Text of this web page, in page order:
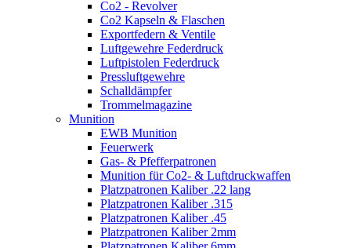
Co2 - Revolver
Co2 Kapseln & Flaschen
Exportfedern & Ventile
Luftgewehre Federdruck
Luftpistolen Federdruck
Pressluftgewehre
Schalldämpfer
Trommelmagazine
Munition
EWB Munition
Feuerwerk
Gas- & Pfefferpatronen
Munition für Co2- & Luftdruckwaffen
Platzpatronen Kaliber .22 lang
Platzpatronen Kaliber .315
Platzpatronen Kaliber .45
Platzpatronen Kaliber 2mm